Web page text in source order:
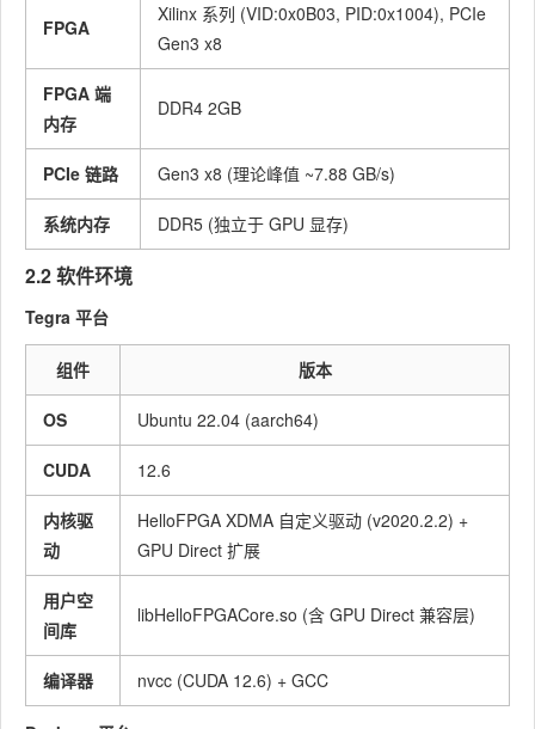
FPGA
Xilinx 系列 (VID:0x0B03, PID:0x1004), PCIe
Gen3 x8
FPGA 端
内存
DDR4 2GB
PCIe 链路 Gen3 x8 (理论峰值 ~7.88 GB/s)
系统内存 DDR5 (独立于 GPU 显存)
2.2 软件环境
Tegra 平台
组件 版本
OS Ubuntu 22.04 (aarch64)
CUDA 12.6
内核驱
动
HelloFPGA XDMA 自定义驱动 (v2020.2.2) +
GPU Direct 扩展
用户空
间库
libHelloFPGACore.so (含 GPU Direct 兼容层)
编译器 nvcc (CUDA 12.6) + GCC